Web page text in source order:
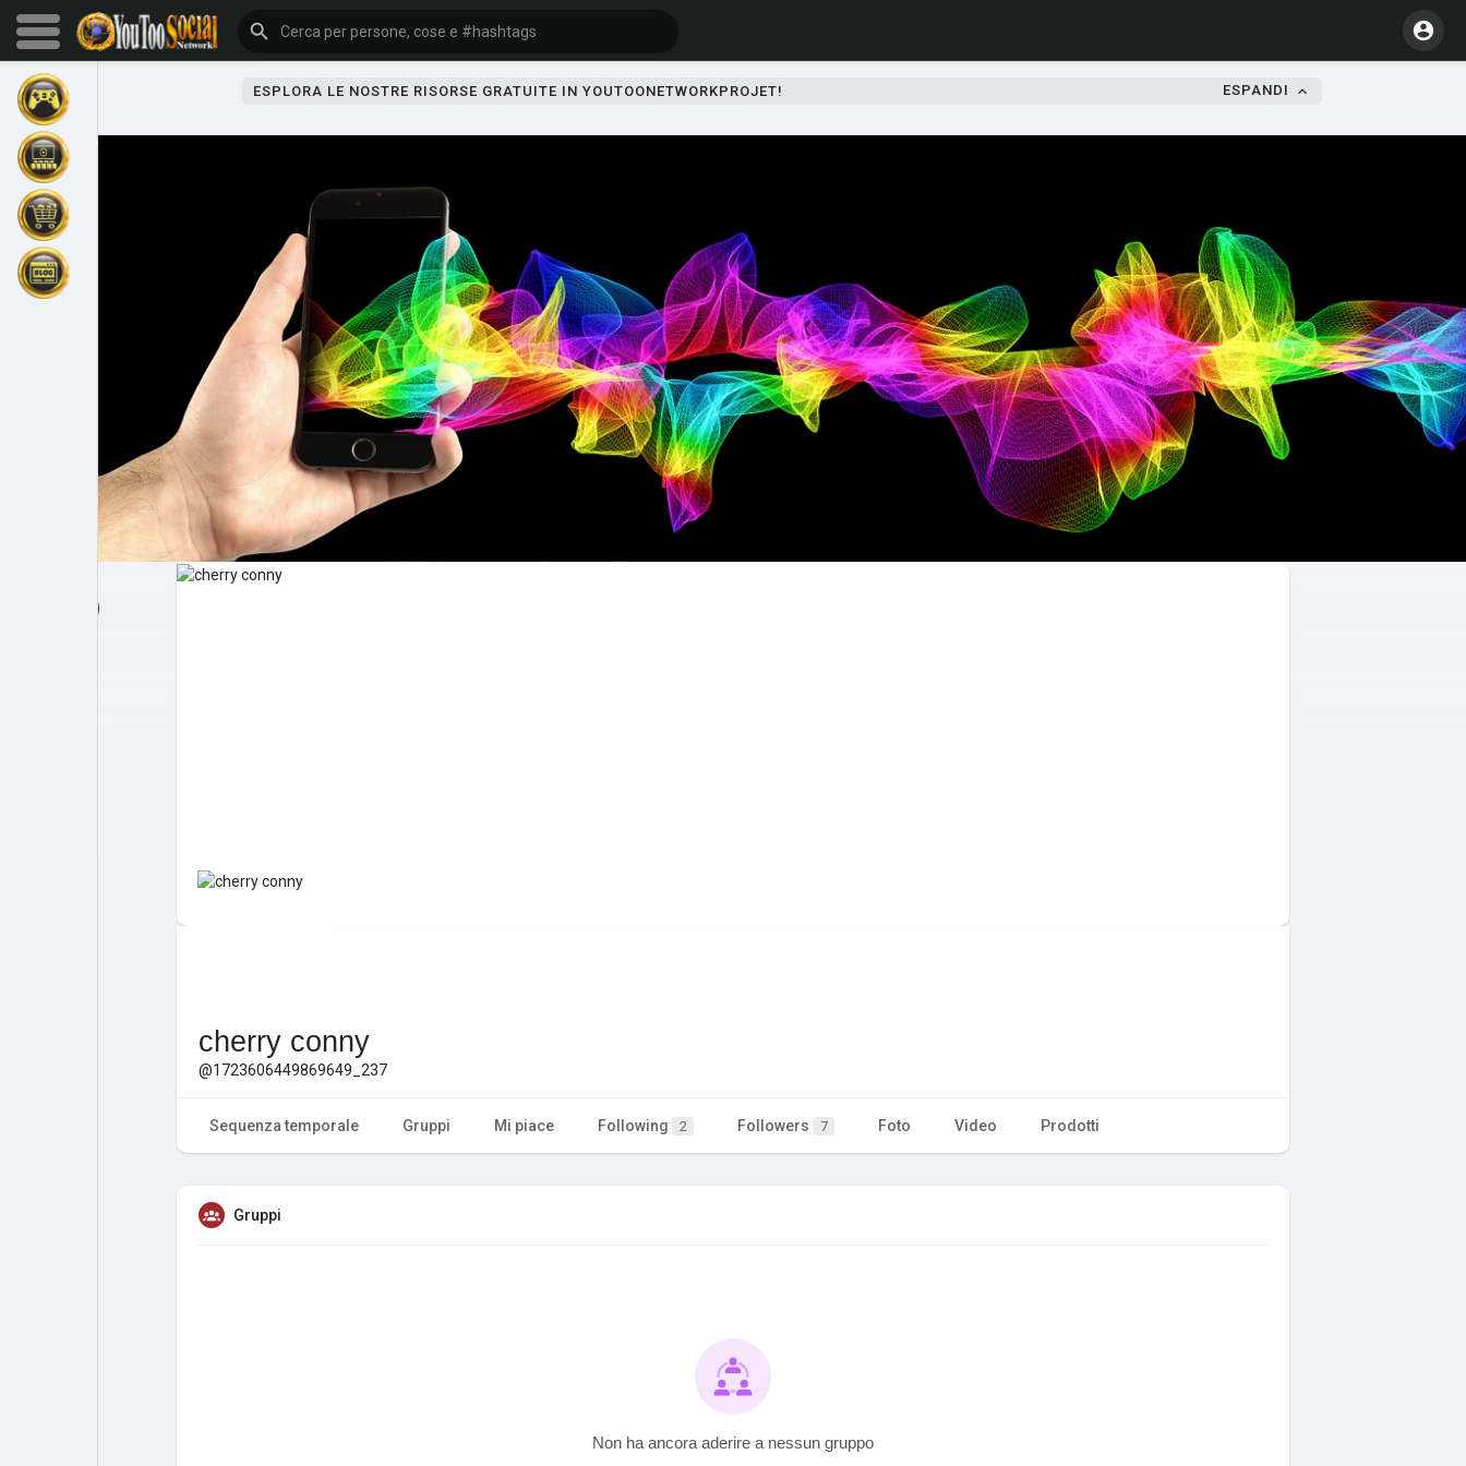
Sfoglia gli eventi
Esplorare
Post popolari Giochi
ESPLORA LE NOSTRE RISORSE GRATUITE IN YOUTOONETWORKPROJET! ESPANDI
cherry conny
@1723606449869649_237
Sequenza temporale Gruppi Mi piace Following 2 Followers 7 Foto Video Prodotti
Gruppi
Non ha ancora aderire a nessun gruppo